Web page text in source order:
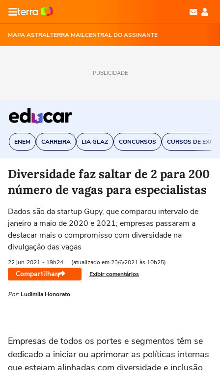
MAPA ASTRALTERRA MAILCENTRAL DO ASSINANTE
PUBLICIDADE
ENEM CARREIRA LIA GLAZ CONCURSOS CURSOS DE EXCEL
Diversidade faz saltar de 2 para 200
número de vagas para especialistas
Dados são da startup Gupy, que comparou intervalo de
janeiro a maio de 2020 e 2021; empresas passaram a
destacar mais o compromisso com diversidade na
divulgação das vagas
22 jun 2021 - 19h24 (atualizado em 23/6/2021 às 10h25)
Compartilhar Exibir comentários
Por: Ludimila Honorato
Empresas de todos os portes e segmentos têm se
dedicado a iniciar ou aprimorar as políticas internas
que estejam alinhadas com diversidade e inclusão